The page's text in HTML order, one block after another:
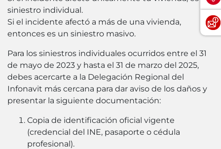
siniestro individual.
Si el incidente afectó a más de una vivienda,
entonces es un siniestro masivo.
Para los siniestros individuales ocurridos entre el 31
de mayo de 2023 y hasta el 31 de marzo del 2025,
debes acercarte a la Delegación Regional del
Infonavit más cercana para dar aviso de los daños y
presentar la siguiente documentación:
Copia de identificación oficial vigente
(credencial del INE, pasaporte o cédula
profesional).